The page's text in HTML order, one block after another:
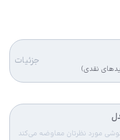
نقدی)
جزئیات
مورد نظرتان معاوضه می‌کند